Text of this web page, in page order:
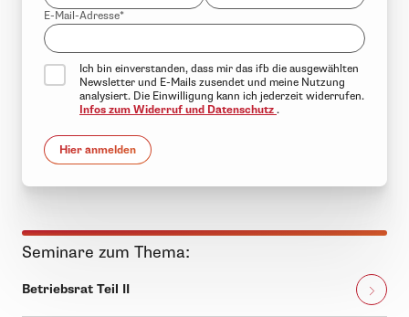
E-Mail-Adresse*
Ich bin einverstanden, dass mir das ifb die ausgewählten
Newsletter und E-Mails zusendet und meine Nutzung
analysiert. Die Einwilligung kann ich jederzeit widerrufen.
Infos zum Widerruf und Datenschutz .
Hier anmelden
Seminare zum Thema:
Betriebsrat Teil II